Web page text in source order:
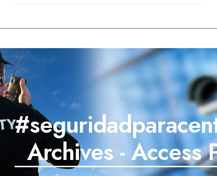
Archives - Access